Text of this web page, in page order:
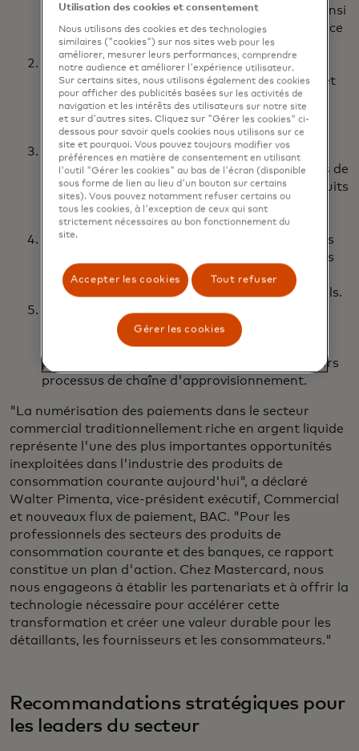
passer des commandes en ligne, améliorant ainsi
la gestion des stocks et réduisant la dépendance
à l'égard des transactions en espèces.
Commerce conversationnel : Les détaillants
peuvent désormais commander des produits et
accéder à l'assistance à la clientèle via des
plateformes d'applications de messagerie
instantanée.
Places de marché B2B : Les nouvelles
plateformes aident les entreprises de produits de
grande consommation à présenter leurs produits
et à gérer la facturation, rationalisant ainsi la
chaîne d'approvisionnement.
Solutions de crédit intégrées : Les partenariats
Fintech fournissent des microcrédits aux petits
détaillants, ce qui leur permet de développer
leurs activités sans dépendre de prêts informels.
Paiements numériques instantanés : Les
entreprises de produits de grande
consommation intègrent des capacités de
paiement instantané et sans contact dans leurs
processus de chaîne d'approvisionnement.
"La numérisation des paiements dans le secteur
commercial traditionnellement riche en argent liquide
représente l'une des plus importantes opportunités
inexploitées dans l'industrie des produits de
consommation courante aujourd'hui", a déclaré
Walter Pimenta, vice-président exécutif, Commercial
et nouveaux flux de paiement, BAC. "Pour les
professionnels des secteurs des produits de
consommation courante et des banques, ce rapport
constitue un plan d'action. Chez Mastercard, nous
nous engageons à établir les partenariats et à offrir la
technologie nécessaire pour accélérer cette
transformation et créer une valeur durable pour les
détaillants, les fournisseurs et les consommateurs."
Recommandations stratégiques pour
les leaders du secteur
Utilisation des cookies et consentement
Nous utilisons des cookies et des technologies
similaires ("cookies") sur nos sites web pour les
améliorer, mesurer leurs performances, comprendre
notre audience et améliorer l'expérience utilisateur.
Sur certains sites, nous utilisons également des cookies
pour afficher des publicités basées sur les activités de
navigation et les intérêts des utilisateurs sur notre site
et sur d'autres sites. Cliquez sur "Gérer les cookies" ci-
dessous pour savoir quels cookies nous utilisons sur ce
site et pourquoi. Vous pouvez toujours modifier vos
préférences en matière de consentement en utilisant
l'outil "Gérer les cookies" au bas de l'écran (disponible
sous forme de lien au lieu d'un bouton sur certains
sites). Vous pouvez notamment refuser certains ou
tous les cookies, à l'exception de ceux qui sont
strictement nécessaires au bon fonctionnement du
site.
Accepter les cookies Tout refuser
Gérer les cookies